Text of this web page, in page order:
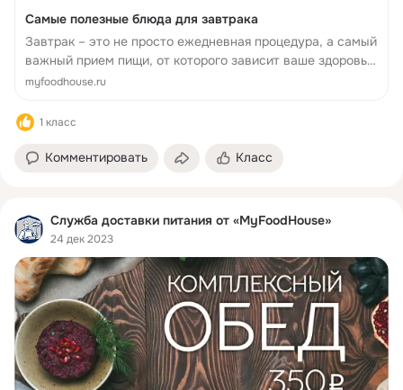
Самые полезные блюда для завтрака
Завтрак – это не просто ежедневная процедура, а самый
важный прием пищи, от которого зависит ваше здоровье,
работоспособность, внешний вид и даже настроение.
готовить блюда д...
myfoodhouse.ru
1 класс
Комментировать Класс
Служба доставки питания от «MyFoodHouse»
24 дек 2023